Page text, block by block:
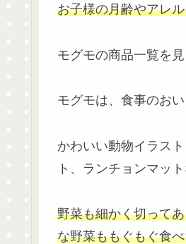
お子様の月齢やアレ
モグモの商品一覧を
モグモは、食事のお
かわいい動物イラス
ト、ランチョンマッ
野菜も細かく切って
な野菜ももぐもぐ食